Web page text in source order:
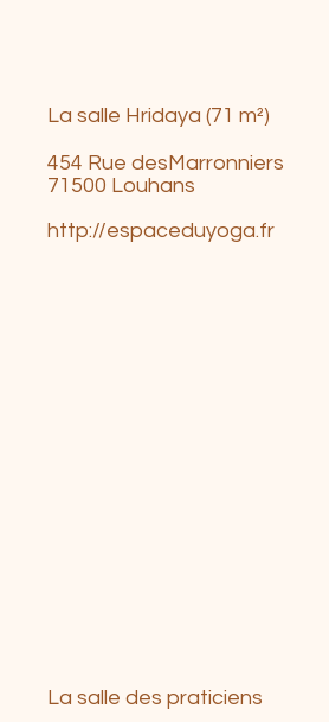
La salle Hridaya (71 m²)
454 Rue desMarronniers
71500 Louhans​
http://espaceduyoga.fr
La salle des praticiens